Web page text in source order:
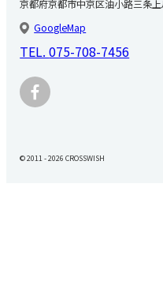
京都府京都市中京区油小路三条
GoogleMap
TEL.075-708-7456
© 2011 - 2026 CROSSWISH